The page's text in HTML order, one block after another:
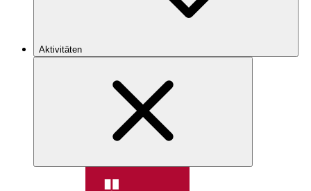
Aktivitäten